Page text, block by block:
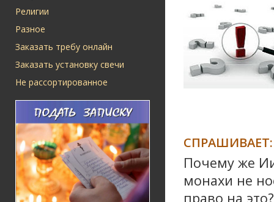
Религии
Разное
Заказать требу онлайн
Заказать установку свечи
Не рассортированное
СПРАШИВАЕТ:
Почему же
монахи не
право на это?